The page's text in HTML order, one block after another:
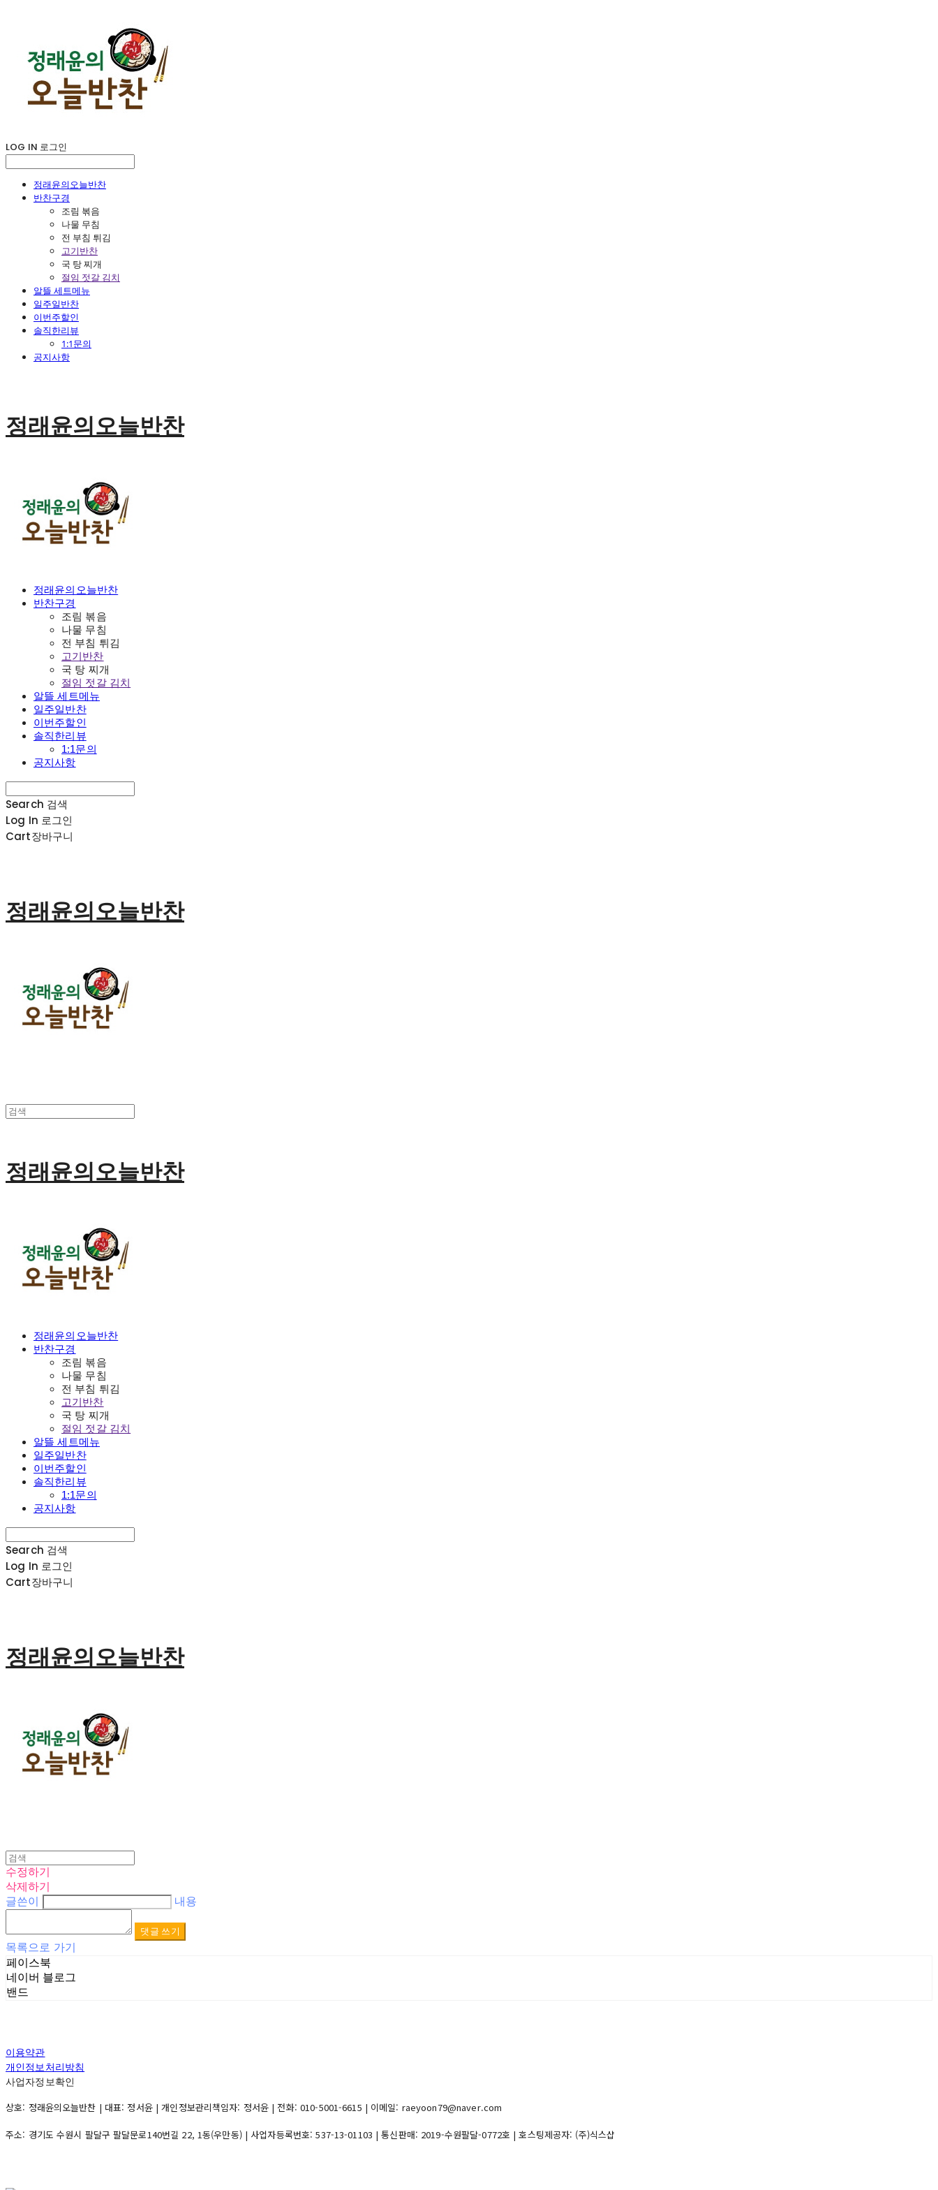
LOG IN 로그인
정래윤의오늘반찬
반찬구경
조림 볶음
나물 무침
전 부침 튀김
고기반찬
국 탕 찌개
절임 젓갈 김치
알뜰 세트메뉴
일주일반찬
이번주할인
솔직한리뷰
1:1문의
공지사항
정래윤의오늘반찬
정래윤의오늘반찬
반찬구경
조림 볶음
나물 무침
전 부침 튀김
고기반찬
국 탕 찌개
절임 젓갈 김치
알뜰 세트메뉴
일주일반찬
이번주할인
솔직한리뷰
1:1문의
공지사항
Search 검색
Log In 로그인
Cart장바구니
정래윤의오늘반찬
정래윤의오늘반찬
정래윤의오늘반찬
반찬구경
조림 볶음
나물 무침
전 부침 튀김
고기반찬
국 탕 찌개
절임 젓갈 김치
알뜰 세트메뉴
일주일반찬
이번주할인
솔직한리뷰
1:1문의
공지사항
Search 검색
Log In 로그인
Cart장바구니
정래윤의오늘반찬
수정하기
삭제하기
글쓴이
내용
댓글 쓰기
목록으로 가기
페이스북
네이버 블로그
밴드
이용약관
개인정보처리방침
사업자정보확인
상호: 정래윤의오늘반찬 | 대표: 정서윤 | 개인정보관리책임자: 정서윤 | 전화: 010-5001-6615 | 이메일: raeyoon79@naver.com
주소: 경기도 수원시 팔달구 팔달문로140번길 22, 1동(우만동) | 사업자등록번호:537-13-01103 | 통신판매: 2019-수원팔달-0772호 | 호스팅제공자: (주)식스샵